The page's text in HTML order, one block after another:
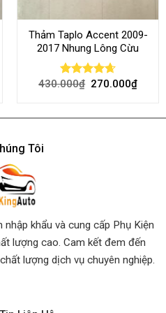
Thảm Taplo Accent 2009-
2017 Nhung Lông Cừu
Rated 4.64
430.000₫ 270.000₫
Tôi
khẩu và cung cấp Phụ Kiện
lượng cao. Cam kết đem đến
lượng dịch vụ chuyên nghiệp.